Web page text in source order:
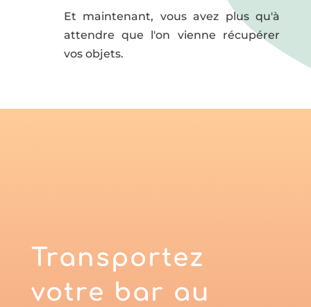
Et maintenant, vous avez plus qu'à
attendre que l'on vienne récupérer
vos objets.
Transportez
votre bar au